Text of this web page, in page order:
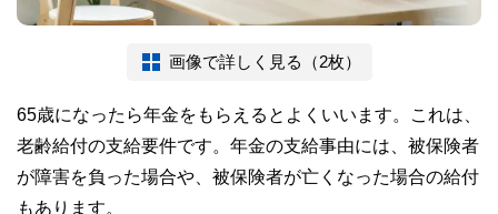
画像で詳しく見る（2枚）
65歳になったら年金をもらえるとよくいいます。これは、
老齢給付の支給要件です。年金の支給事由には、被保険者
が障害を負った場合や、被保険者が亡くなった場合の給付
もあります。